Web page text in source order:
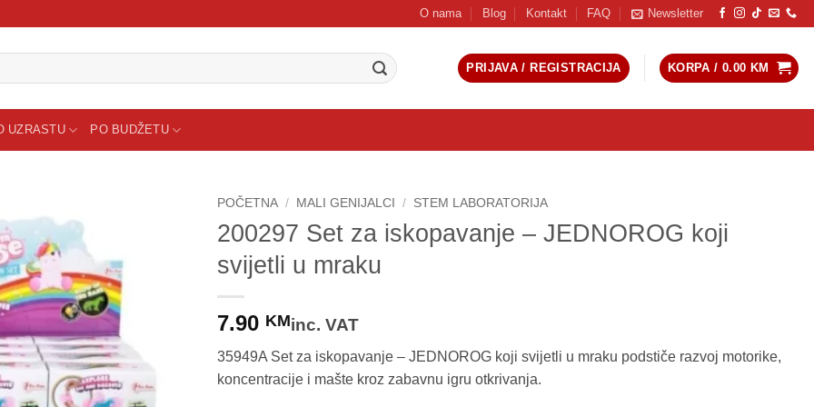
O nama Blog Kontakt FAQ Newsletter
PRIJAVA / REGISTRACIJA KORPA / 0.00 KM
UZRASTU PO BUDŽETU
POČETNA / MALI GENIJALCI / STEM LABORATORIJA
200297 Set za iskopavanje – JEDNOROG koji
svijetli u mraku
7.90 KMinc. VAT
35949A Set za iskopavanje – JEDNOROG koji svijetli u mraku podstiče razvoj motorike,
koncentracije i mašte kroz zabavnu igru otkrivanja.